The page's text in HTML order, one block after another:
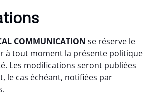
COMMUNICATION se réserve le
à tout moment la présente politique
Les modifications seront publiées
le cas échéant, notifiées par